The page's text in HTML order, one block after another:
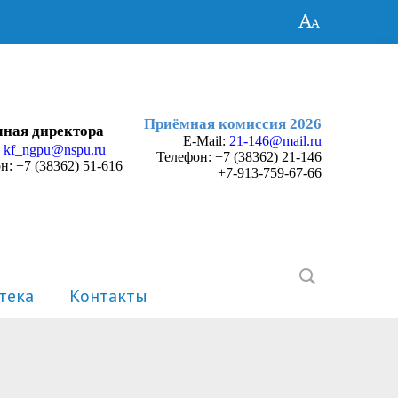
директора
kf_ngpu@nspu.ru
+7 (38362) 51-616
Приёмная комиссия 2026
E-Mail: 21-146@mail.ru
Телефон: +7 (38362) 21-146
+7-913-759-67-66
Контакты